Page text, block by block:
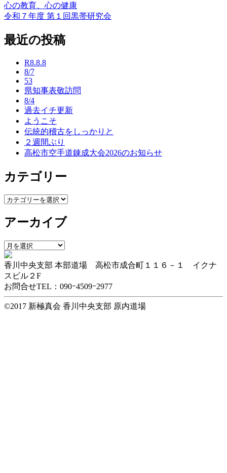
投
稿
ナ
心の教育、心の健康
令和７年度 第１回黒帯研究会
最近の投稿
R8.8.8
8/7
53
県知事表敬訪問
8/4
過去イチ更新
ようこそ
伝統的稽古をしっかりと
２週間ぶり
高松市空手道錬成大会2026のお知らせ
カテゴリー
カ
ゴ
ー
アーカイブ
ア
ー
カ
イ
ブ
香川中央支部 本部道場 高松市成合町１１６－１ イクナ
スビル２F
お問合せTEL：090ｰ4509ｰ2977
©2017 新極真会 香川中央支部 原内道場